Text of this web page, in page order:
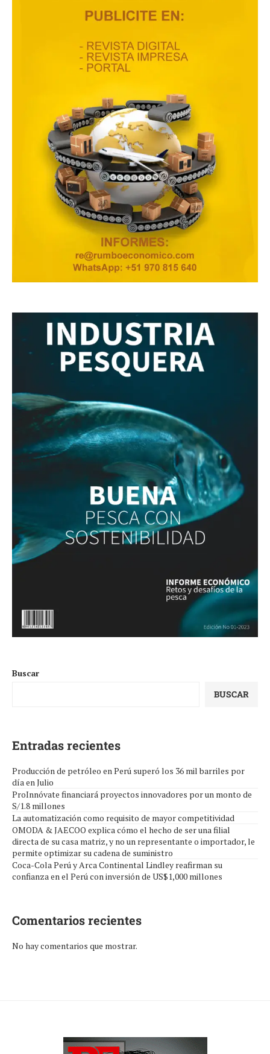
Buscar
BUSCAR
Entradas recientes
Producción de petróleo en Perú superó los 36 mil barriles por
día en Julio
ProInnóvate financiará proyectos innovadores por un monto de
S/1.8 millones
La automatización como requisito de mayor competitividad
OMODA & JAECOO explica cómo el hecho de ser una filial
directa de su casa matriz, y no un representante o importador, le
permite optimizar su cadena de suministro
Coca-Cola Perú y Arca Continental Lindley reafirman su
confianza en el Perú con inversión de US$1,000 millones
Comentarios recientes
No hay comentarios que mostrar.